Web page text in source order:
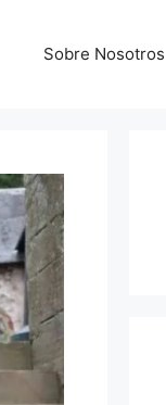
Sobre Nosotros